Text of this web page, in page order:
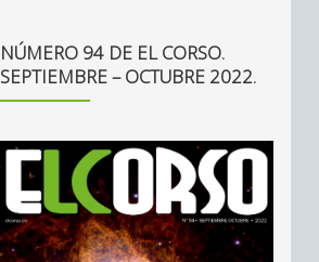
NÚMERO 94 DE EL CORSO.
SEPTIEMBRE – OCTUBRE 2022.